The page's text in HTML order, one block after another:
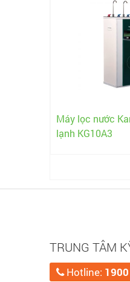
Máy lọc nước
lạnh KG10A3
TRUNG TÂM
Hotline: